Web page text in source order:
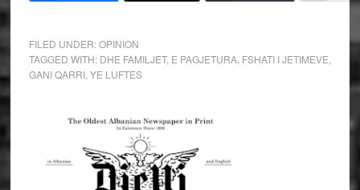
FILED UNDER:OPINION
TAGGED WITH: DHE FAMILJET, E PAGJETURA, FSHATI I JETIMEVE
GANI QARRI, YE LUFTES